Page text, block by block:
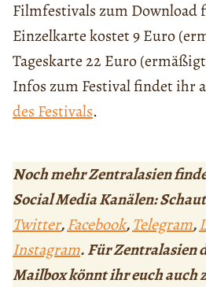
Filmfestivals zum Download
Einzelkarte kostet 9 Euro
Tageskarte 22 Euro
Infos zum Festival findet ihr
des Festivals.
Noch mehr Zentralasien
Social Media Kanälen:
Twitter,Facebook,Telegram,
Instagram. Für Zentralasien
Mailbox könnt ihr euch auch